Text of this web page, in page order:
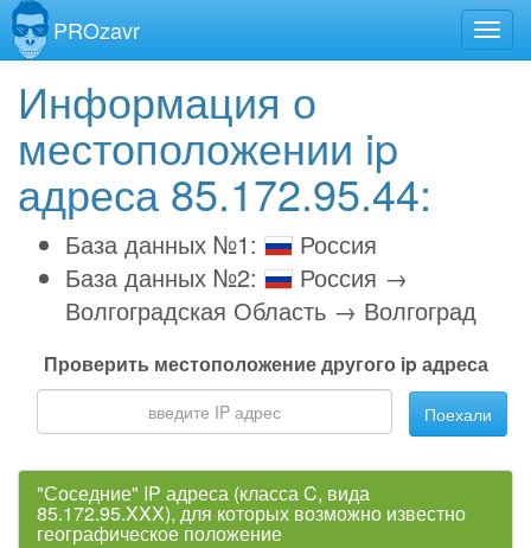
PROzavr
Информация о
местоположении ip
адреса 85.172.95.44:
База данных №1:
Россия
База данных №2:
Россия →
Волгоградская Область → Волгоград
Проверить местоположение другого ip адреса
Поехали
"Соседние" IP адреса (класса C, вида
85.172.95.XXX), для которых возможно известно
географическое положение